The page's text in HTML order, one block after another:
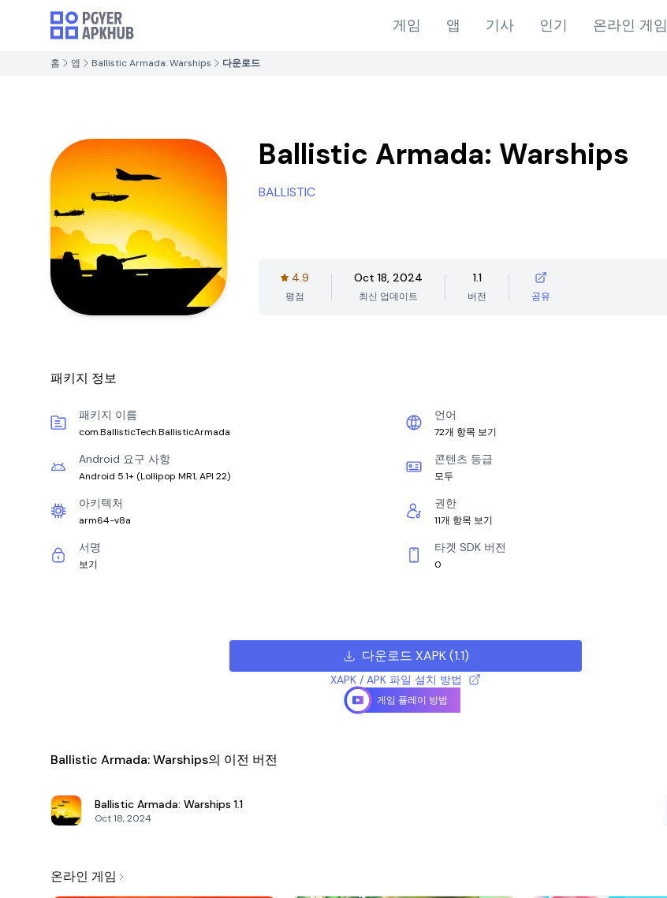
게임 앱 기사 인기 온라인 게임
홈 앱 Ballistic Armada: Warships 다운로드
Ballistic Armada: Warships
BALLISTIC
4.9
평점
Oct 18, 2024
최신 업데이트
1.1
버전 공유
패키지 정보
패키지 이름
com.BallisticTech.BallisticArmada
언어
72개 항목 보기
Android 요구 사항
Android 5.1+ (Lollipop MR1, API 22)
콘텐츠 등급
모두
아키텍처
arm64-v8a
권한
11개 항목 보기
서명
보기
타겟 SDK 버전
0
다운로드 XAPK(1.1)
XAPK / APK 파일 설치 방법
게임 플레이 방법
Ballistic Armada: Warships의 이전 버전
Ballistic Armada: Warships 1.1
Oct 18, 2024
온라인 게임